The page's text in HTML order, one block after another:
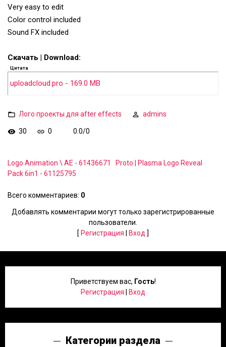
Very easy to edit
Color control included
Sound FX included
Скачать | Download:
Цитата
uploadcloud.pro - 169.0 MB
Лого проекты для after effects admins
30 0 0.0/0
Logo Animation \ AE - 61436671
Proto | Plasma Logo Reveal
Pack 6in1 - 61125795
Всего комментариев: 0
Добавлять комментарии могут только зарегистрированные
пользователи.
[ Регистрация Вход ]
Приветствуем вас, Гость!
Регистрация
Вход
Категории раздела